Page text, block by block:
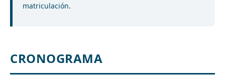
matriculación.
CRONOGRAMA